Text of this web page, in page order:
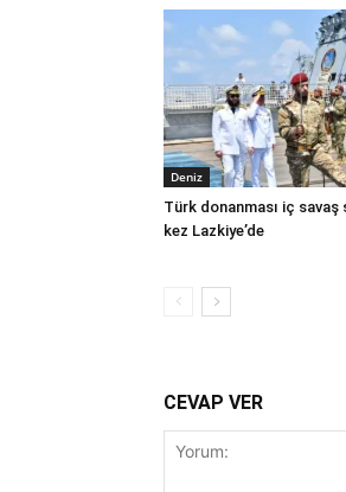
Deniz
Türk donanması iç savaş
kez Lazkiye’de
CEVAP VER